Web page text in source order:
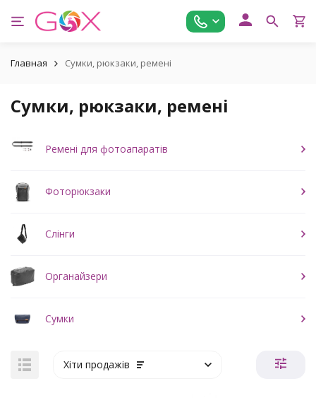
Главная Сумки, рюкзаки, ремені
Сумки, рюкзаки, ремені
Ремені для фотоапаратів
Фоторюкзаки
Слінги
Органайзери
Сумки
Хіти продажів